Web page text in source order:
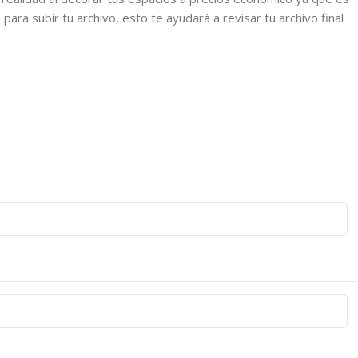
subir tu archivo, esto te ayudará a revisar tu archivo final